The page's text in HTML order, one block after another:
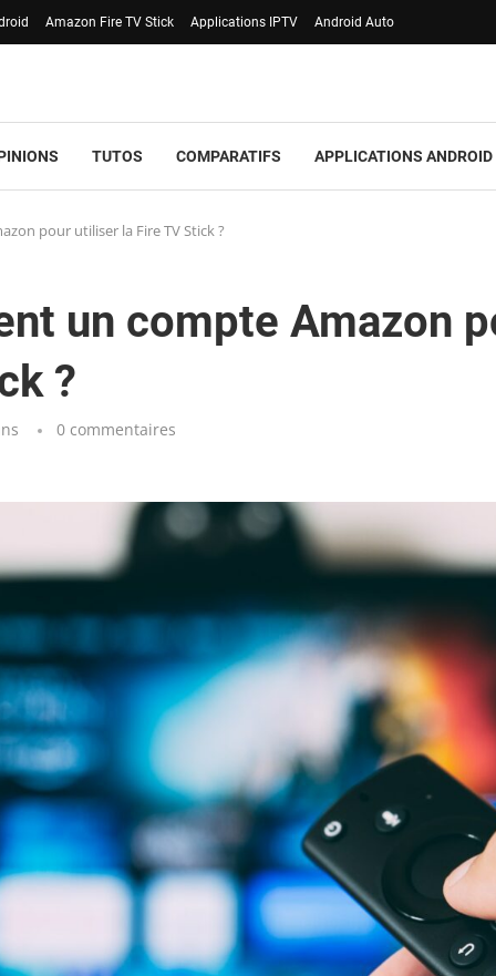
Amazon Fire TV Stick Applications IPTV Android Auto
TUTOS COMPARATIFS APPLICATIONS ANDROID
pour utiliser la Fire TV Stick ?
un compte Amazon
?
0 commentaires